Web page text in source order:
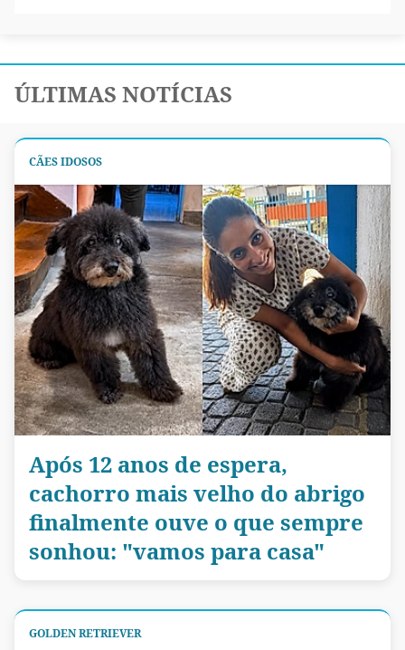
ÚLTIMAS NOTÍCIAS
CÃES IDOSOS
Após 12 anos de espera,
cachorro mais velho do abrigo
finalmente ouve o que sempre
sonhou: "vamos para casa"
GOLDEN RETRIEVER